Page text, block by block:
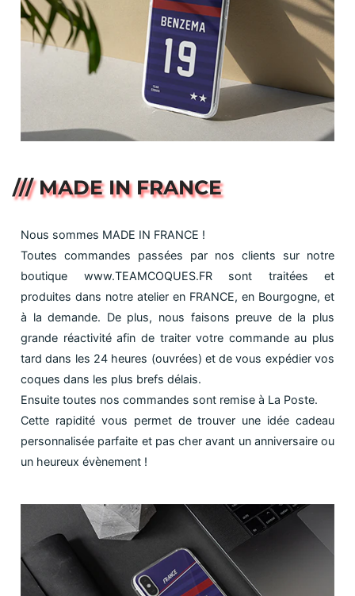
/// MADE IN FRANCE
Nous sommes MADE IN FRANCE !
Toutes commandes passées par nos clients sur notre
boutique www.TEAMCOQUES.FR sont traitées et
produites dans notre atelier en FRANCE, en Bourgogne, et
à la demande. De plus, nous faisons preuve de la plus
grande réactivité afin de traiter votre commande au plus
tard dans les 24 heures (ouvrées) et de vous expédier vos
coques dans les plus brefs délais.
Ensuite toutes nos commandes sont remise à La Poste.
Cette rapidité vous permet de trouver une idée cadeau
personnalisée parfaite et pas cher avant un anniversaire ou
un heureux évènement !